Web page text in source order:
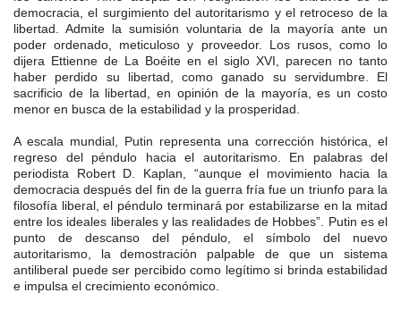
democracia, el surgimiento del autoritarismo y el retroceso de la
libertad. Admite la sumisión voluntaria de la mayoría ante un
poder ordenado, meticuloso y proveedor. Los rusos, como lo
dijera Ettienne de La Boéite en el siglo XVI, parecen no tanto
haber perdido su libertad, como ganado su servidumbre. El
sacrificio de la libertad, en opinión de la mayoría, es un costo
menor en busca de la estabilidad y la prosperidad.
A escala mundial, Putin representa una corrección histórica, el
regreso del péndulo hacia el autoritarismo. En palabras del
periodista Robert D. Kaplan, “aunque el movimiento hacia la
democracia después del fin de la guerra fría fue un triunfo para la
filosofía liberal, el péndulo terminará por estabilizarse en la mitad
entre los ideales liberales y las realidades de Hobbes”. Putin es el
punto de descanso del péndulo, el símbolo del nuevo
autoritarismo, la demostración palpable de que un sistema
antiliberal puede ser percibido como legítimo si brinda estabilidad
e impulsa el crecimiento económico.